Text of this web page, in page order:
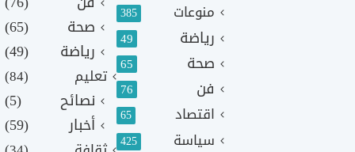
منوعات 385
رياضة 49
صحة 65
فن 76
اقتصاد 65
سياسة 425
صحة
(65)
رياضة
(49)
تعليم (84)
نصائح
(5)
أخبار
(59)